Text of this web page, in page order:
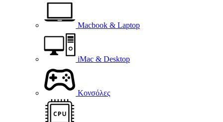
Macbook & Laptop
iMac & Desktop
Κονσόλες